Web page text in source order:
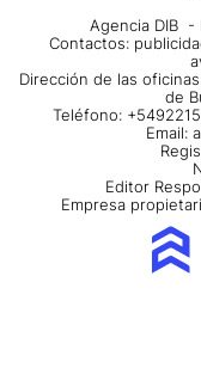
Agencia DIB -
Contactos:
Dirección de las
de
Teléfono:
Email:
Editor
Empresa